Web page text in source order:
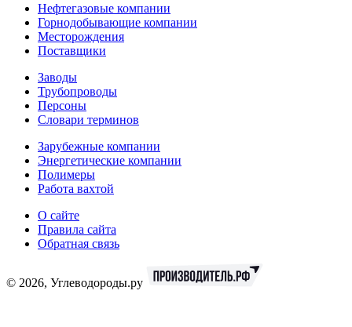
Нефтегазовые компании
Горнодобывающие компании
Месторождения
Поставщики
Заводы
Трубопроводы
Персоны
Словари терминов
Зарубежные компании
Энергетические компании
Полимеры
Работа вахтой
О сайте
Правила сайта
Обратная связь
© 2026, Углеводороды.ру